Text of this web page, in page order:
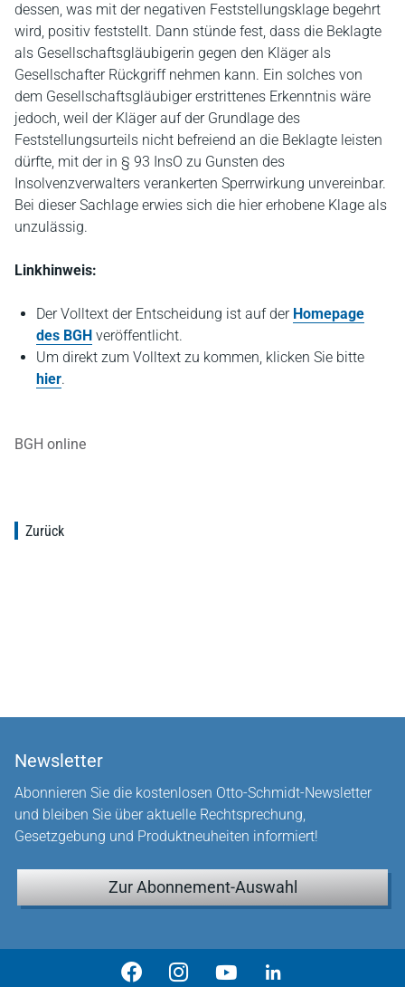
dessen, was mit der negativen Feststellungsklage begehrt
wird, positiv feststellt. Dann stünde fest, dass die Beklagte
als Gesellschaftsgläubigerin gegen den Kläger als
Gesellschafter Rückgriff nehmen kann. Ein solches von
dem Gesellschaftsgläubiger erstrittenes Erkenntnis wäre
jedoch, weil der Kläger auf der Grundlage des
Feststellungsurteils nicht befreiend an die Beklagte leisten
dürfte, mit der in § 93 InsO zu Gunsten des
Insolvenzverwalters verankerten Sperrwirkung unvereinbar.
Bei dieser Sachlage erwies sich die hier erhobene Klage als
unzulässig.
Linkhinweis:
Der Volltext der Entscheidung ist auf der Homepage
des BGH veröffentlicht.
Um direkt zum Volltext zu kommen, klicken Sie bitte
hier.
BGH online
Zurück
Newsletter
Abonnieren Sie die kostenlosen Otto-Schmidt-Newsletter
und bleiben Sie über aktuelle Rechtsprechung,
Gesetzgebung und Produktneuheiten informiert!
Zur Abonnement-Auswahl